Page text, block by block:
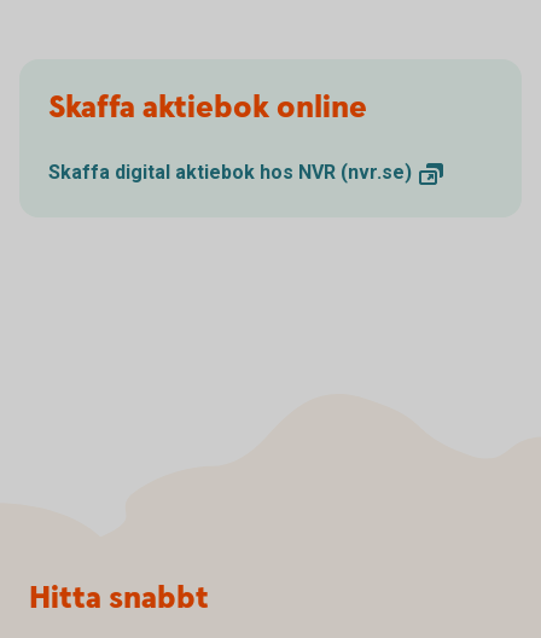
Skaffa aktiebok online
Skaffa digital aktiebok hos NVR (nvr.se)
Sidfot
Hitta snabbt